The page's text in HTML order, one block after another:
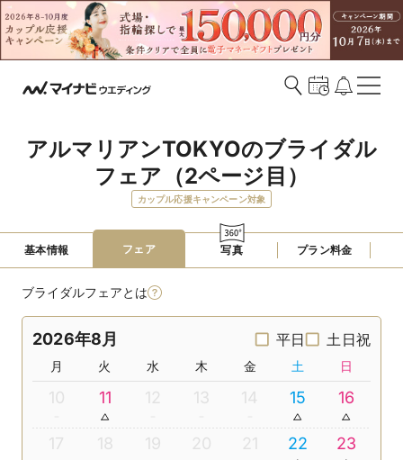
アルマリアンTOKYOのブライダル
フェア（2ページ目）
カップル応援キャンペーン対象
基本情報 フェア 写真 プラン料金
ブライダルフェアとは
2026年8月 平日 土日祝
月 火 水 木 金 土 日
10 11 12 13 14 15 16
17 18 19 20 21 22 23